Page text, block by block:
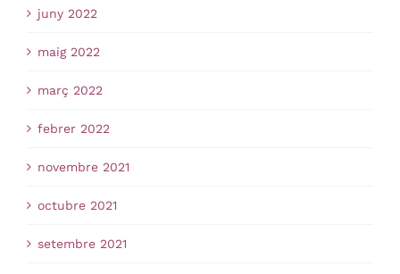
juny 2022
maig 2022
març 2022
febrer 2022
novembre 2021
octubre 2021
setembre 2021